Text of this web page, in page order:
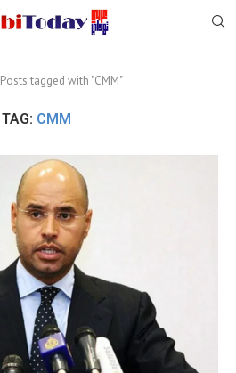
Posts tagged with "СММ"
TAG: СММ